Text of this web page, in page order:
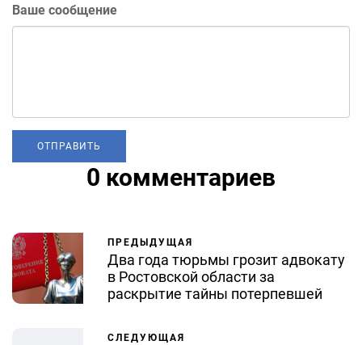
Ваше сообщение
0 комментариев
ПРЕДЫДУЩАЯ
Два года тюрьмы грозит адвокату
в Ростовской области за
раскрытие тайны потерпевшей
СЛЕДУЮЩАЯ